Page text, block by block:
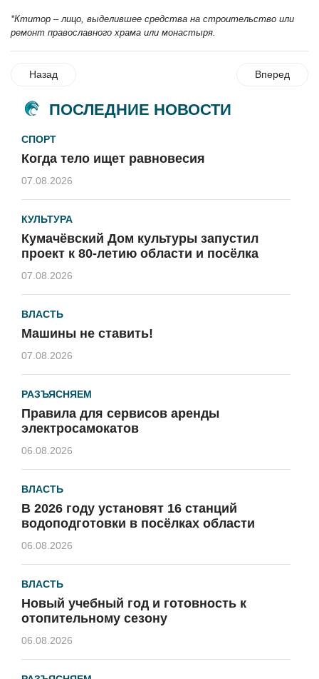
*Ктитор –лицо, выделившее средства на строительство или
ремонт православного храма или монастыря
Назад Вперед
ПОСЛЕДНИЕ НОВОСТИ
СПОРТ
Когда тело ищет равновесия
07.08.2026
КУЛЬТУРА
Кумачёвский Дом культуры запустил
проект к 80-летию области и посёлка
07.08.2026
ВЛАСТЬ
Машины не ставить!
07.08.2026
РАЗЪЯСНЯЕМ
Правила для сервисов аренды
электросамокатов
06.08.2026
ВЛАСТЬ
В 2026 году установят 16 станций
водоподготовки в посёлках области
06.08.2026
ВЛАСТЬ
Новый учебный год и готовность к
отопительному сезону
06.08.2026